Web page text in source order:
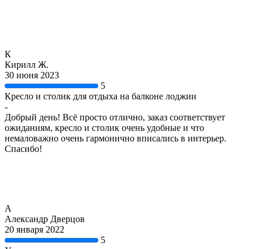
К
Кирилл Ж.
30 июня 2023
5
Кресло и столик для отдыха на балконе лоджии
-
Добрый день! Всё просто отлично, заказ соответствует
ожиданиям, кресло и столик очень удобные и что
немаловажно очень гармонично вписались в интерьер.
Спасибо!
А
Александр Дверцов
20 января 2022
5